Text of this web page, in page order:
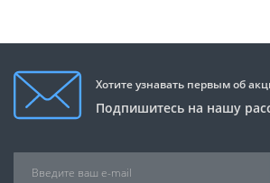
Хотите узнавать первым об
Подпишитесь на нашу